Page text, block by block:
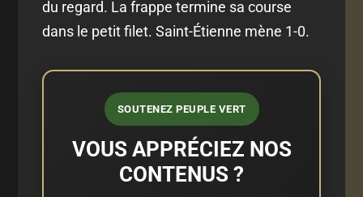
du regard. La frappe termine sa course
dans le petit filet. Saint-Étienne mène 1-0.
SOUTENEZ PEUPLE VERT
VOUS APPRÉCIEZ NOS
CONTENUS ?